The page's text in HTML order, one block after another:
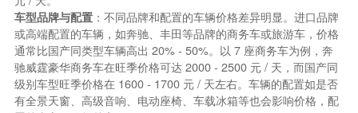
车型品牌与配置：不同品牌和配置的车辆价格差异明显。进口品牌
或高端配置的车辆，如奔驰、丰田等品牌的商务车或旅游车，价格
通常比国产同类型车辆高出 20% - 50%。以 7 座商务车为例，奔
驰威霆豪华商务车在旺季价格可达 2000 - 2500 元 / 天，而国产同
级别车型旺季价格在 1600 - 1700 元 / 天左右。车辆的配置如是否
有全景天窗、高级音响、电动座椅、车载冰箱等也会影响价格，配